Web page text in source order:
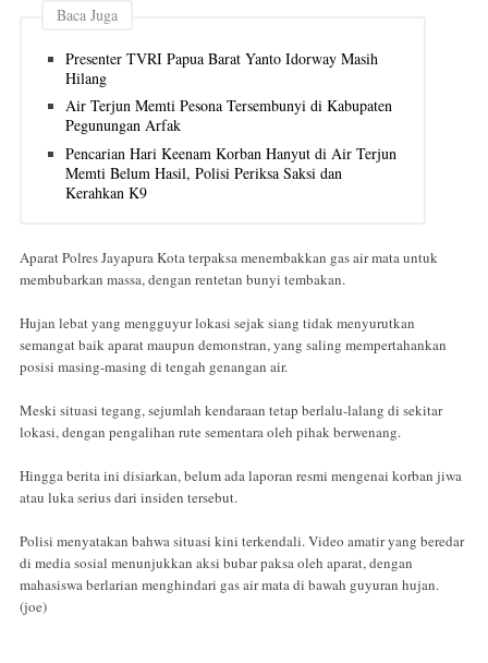
Baca Juga
Presenter TVRI Papua Barat Yanto Idorway Masih
Hilang
Air Terjun Memti Pesona Tersembunyi di Kabupaten
Pegunungan Arfak
Pencarian Hari Keenam Korban Hanyut di Air Terjun
Memti Belum Hasil, Polisi Periksa Saksi dan
Kerahkan K9
Aparat Polres Jayapura Kota terpaksa menembakkan gas air mata untuk
membubarkan massa, dengan rentetan bunyi tembakan.
Hujan lebat yang mengguyur lokasi sejak siang tidak menyurutkan
semangat baik aparat maupun demonstran, yang saling mempertahankan
posisi masing-masing di tengah genangan air.
Meski situasi tegang, sejumlah kendaraan tetap berlalu-lalang di sekitar
lokasi, dengan pengalihan rute sementara oleh pihak berwenang.
Hingga berita ini disiarkan, belum ada laporan resmi mengenai korban jiwa
atau luka serius dari insiden tersebut.
Polisi menyatakan bahwa situasi kini terkendali. Video amatir yang beredar
di media sosial menunjukkan aksi bubar paksa oleh aparat, dengan
mahasiswa berlarian menghindari gas air mata di bawah guyuran hujan.
(joe)